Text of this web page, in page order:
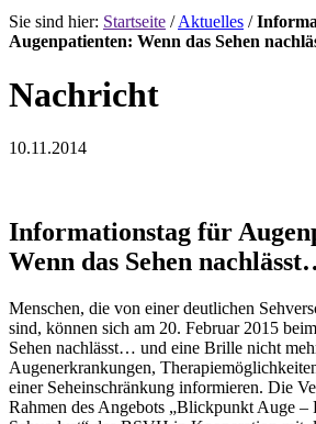
Sie sind hier: Startseite /Aktuelles /
Augenpatienten: Wenn das Sehen
Nachricht
10.11.2014
Informationstag für
Wenn das Sehen
Menschen, die von einer deutlichen
sind, können sich am 20. Februar 2015
Sehen nachlässt… und eine Brille nicht
Augenerkrankungen,
einer Seheinschränkung informieren. Die
Rahmen des Angebots „Blickpunkt Auge –